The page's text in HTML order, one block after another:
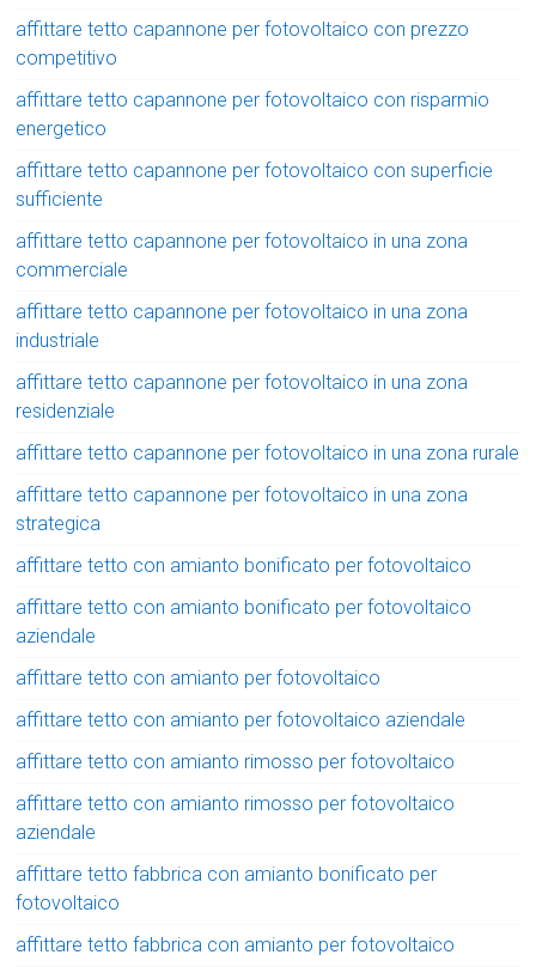
affittare tetto capannone per fotovoltaico con prezzo
competitivo
affittare tetto capannone per fotovoltaico con risparmio
energetico
affittare tetto capannone per fotovoltaico con superficie
sufficiente
affittare tetto capannone per fotovoltaico in una zona
commerciale
affittare tetto capannone per fotovoltaico in una zona
industriale
affittare tetto capannone per fotovoltaico in una zona
residenziale
affittare tetto capannone per fotovoltaico in una zona rurale
affittare tetto capannone per fotovoltaico in una zona
strategica
affittare tetto con amianto bonificato per fotovoltaico
affittare tetto con amianto bonificato per fotovoltaico
aziendale
affittare tetto con amianto per fotovoltaico
affittare tetto con amianto per fotovoltaico aziendale
affittare tetto con amianto rimosso per fotovoltaico
affittare tetto con amianto rimosso per fotovoltaico
aziendale
affittare tetto fabbrica con amianto bonificato per
fotovoltaico
affittare tetto fabbrica con amianto per fotovoltaico